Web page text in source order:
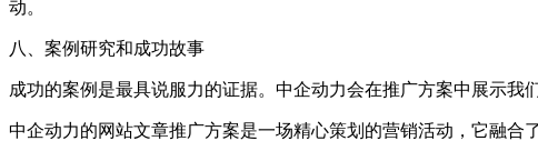
动。
八、案例研究和成功故事
成功的案例是最具说服力的证据。中企动力会在推广方案中展示我
中企动力的网站文章推广方案是一场精心策划的营销活动，它融